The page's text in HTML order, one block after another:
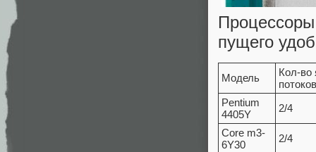
пущего
Модель
Кол-во
потоков
Pentium
4405Y
2/4
Core m3-
6Y30
2/4